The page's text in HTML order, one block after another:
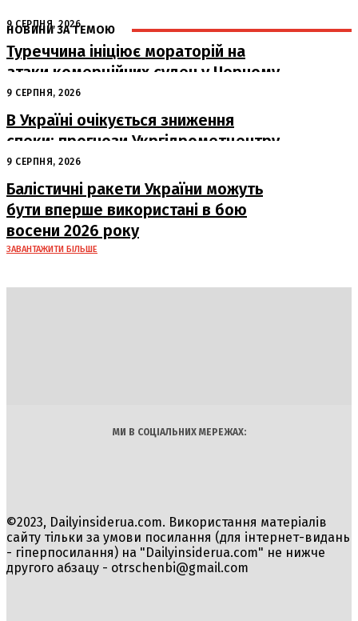
НОВИНИ ЗА ТЕМОЮ
9 СЕРПНЯ, 2026
Туреччина ініціює мораторій на
атаки комерційних суден у Чорному
морі
9 СЕРПНЯ, 2026
В Україні очікується зниження
спеки: прогнози Укргідрометцентру
на період з 10 по 16 серпня
9 СЕРПНЯ, 2026
Балістичні ракети України можуть
бути вперше використані в бою
восени 2026 року
ЗАВАНТАЖИТИ БІЛЬШЕ
МИ В СОЦІАЛЬНИХ МЕРЕЖАХ:
©2023, Dailyinsiderua.com. Використання матеріалів
сайту тільки за умови посилання (для інтернет-видань
- гіперпосилання) на "Dailyinsiderua.com" не нижче
другого абзацу - otrschenbi@gmail.com